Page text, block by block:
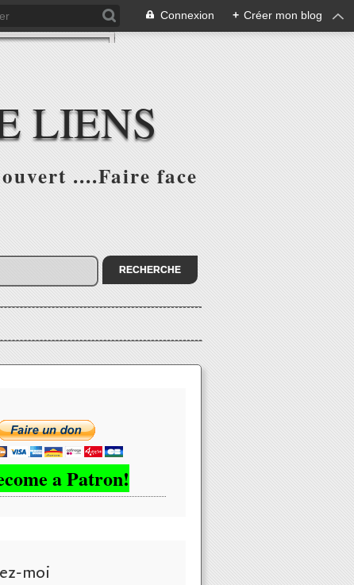
Connexion + Créer mon blog
LIENS
....Faire face
a Patron!
moi